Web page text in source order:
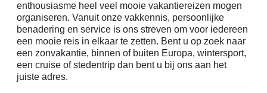
enthousiasme heel veel mooie vakantiereizen mogen
organiseren. Vanuit onze vakkennis, persoonlijke
benadering en service is ons streven om voor iedereen
een mooie reis in elkaar te zetten. Bent u op zoek naar
een zonvakantie, binnen of buiten Europa, wintersport,
een cruise of stedentrip dan bent u bij ons aan het
juiste adres.